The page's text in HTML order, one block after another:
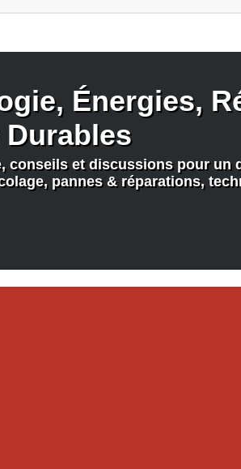
Énergies,
conseils et discussions pour
pannes & réparations,